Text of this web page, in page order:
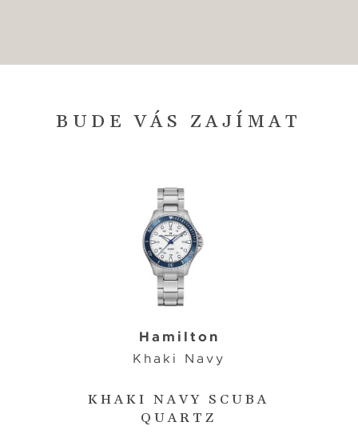
BUDE VÁS ZAJÍMAT
KHAKI NAVY SCUBA
QUARTZ
Hamilton
Khaki Navy